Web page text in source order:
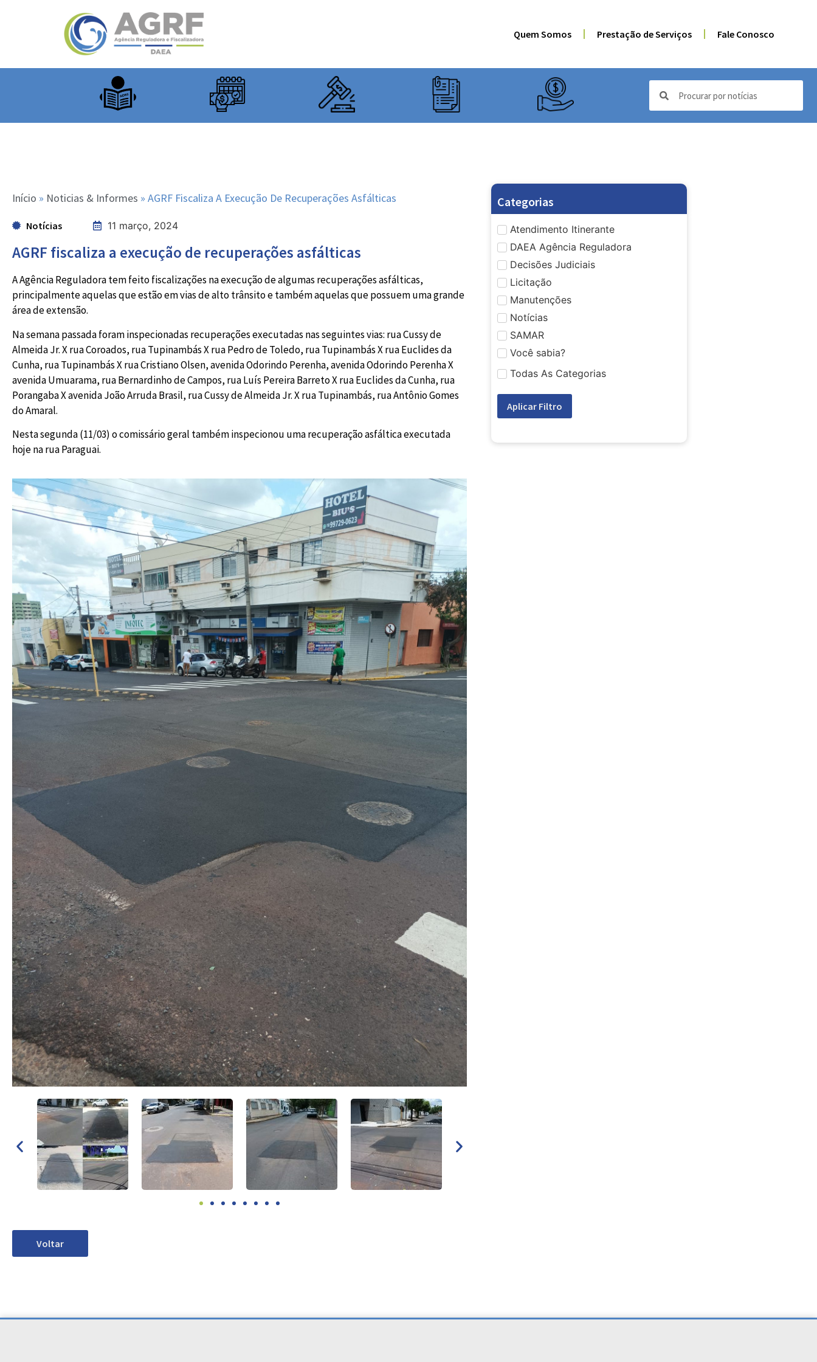
Quem Somos Prestação de Serviços Fale Conosco
Início » Noticias & Informes » AGRF Fiscaliza A Execução De Recuperações Asfálticas
Notícias 11 março, 2024
AGRF fiscaliza a execução de recuperações asfálticas
A Agência Reguladora tem feito fiscalizações na execução de algumas recuperações asfálticas,
principalmente aquelas que estão em vias de alto trânsito e também aquelas que possuem uma grande
área de extensão.
Na semana passada foram inspecionadas recuperações executadas nas seguintes vias: rua Cussy de
Almeida Jr. X rua Coroados, rua Tupinambás X rua Pedro de Toledo, rua Tupinambás X rua Euclides da
Cunha, rua Tupinambás X rua Cristiano Olsen, avenida Odorindo Perenha, avenida Odorindo Perenha X
avenida Umuarama, rua Bernardinho de Campos, rua Luís Pereira Barreto X rua Euclides da Cunha, rua
Porangaba X avenida João Arruda Brasil, rua Cussy de Almeida Jr. X rua Tupinambás, rua Antônio Gomes
do Amaral.
Nesta segunda (11/03) o comissário geral também inspecionou uma recuperação asfáltica executada
hoje na rua Paraguai.
Voltar
Categorias
Atendimento Itinerante
DAEA Agência Reguladora
Decisões Judiciais
Licitação
Manutenções
Notícias
SAMAR
Você sabia?
Todas As Categorias
Aplicar Filtro